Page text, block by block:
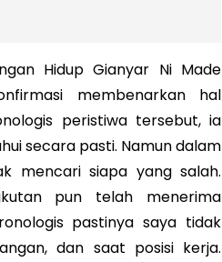
Hidup Gianyar Ni Made
membenarkan hal
peristiwa tersebut, ia
secara pasti. Namun dalam
mencari siapa yang salah.
pun telah menerima
pastinya saya tidak
dan saat posisi kerja.